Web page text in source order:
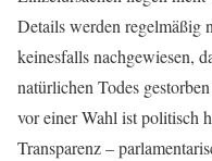
Details werden regelmäßig
keinesfalls nachgewiesen,
natürlichen Todes
vor einer Wahl ist politisch
Transparenz –